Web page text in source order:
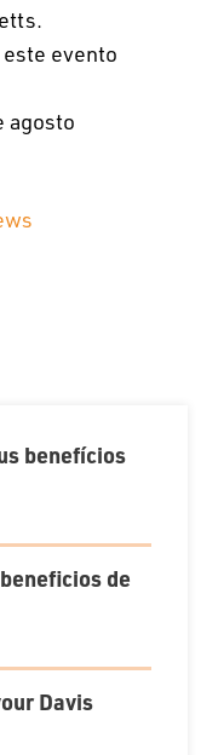
este evento
agosto
benefícios
de
Davis